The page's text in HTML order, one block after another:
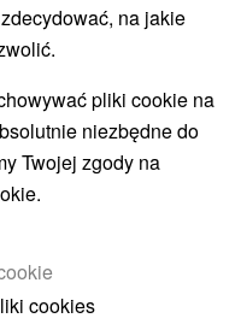
na jakie
pliki cookie na
niezbędne do
Twojej zgody na
cookies